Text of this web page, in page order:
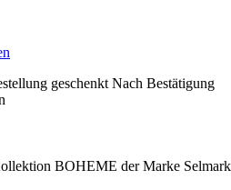
geschenkt Nach Bestätigung
BOHEME der Marke Selmark